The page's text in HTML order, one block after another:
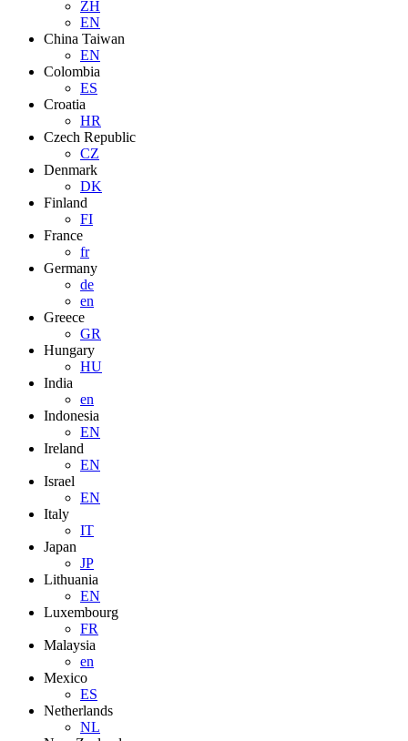
ZH
EN
China Taiwan
EN
Colombia
ES
Croatia
HR
Czech Republic
CZ
Denmark
DK
Finland
FI
France
fr
Germany
de
en
Greece
GR
Hungary
HU
India
en
Indonesia
EN
Ireland
EN
Israel
EN
Italy
IT
Japan
JP
Lithuania
EN
Luxembourg
FR
Malaysia
en
Mexico
ES
Netherlands
NL